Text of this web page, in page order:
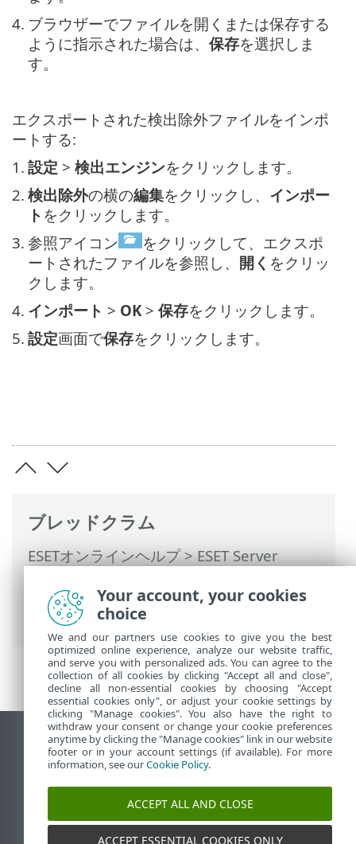
ブレッドクラム
ESETオンラインヘルプ>ESET Server
除外>検出除外 > 検出除外の追加または編
4. ブラウザーでファイルを開くまたは保存する
ように指示された場合は、 保存を選択しま
す。
エクスポートされた検出除外ファイルをインポ
ートする:
1. 設定 > 検出エンジンをクリックします。
2. 検出除外の横の編集をクリックし、 インポー
ト をクリックします。
3. 参照アイコン
をクリックして、エクスポ
ートされたファイルを参照し、 開く をクリッ
クします。
4. インポート > OK > 保存をクリックします。
5. 設定画面で保存をクリックします。
デスクトップサイトの表示
End of Life
ESETナレッジベース
ESETフォーラム
ESET Status Portal
Your account, your cookies
choice
We and our partners use cookies to give you the best
optimized online experience, analyze our website traffic,
and serve you with personalized ads. You can agree to the
collection of all cookies by clicking "Accept all and close",
decline all non-essential cookies by choosing "Accept
essential cookies only", or adjust your cookie settings by
clicking "Manage cookies". You also have the right to
withdraw your consent or change your cookie preferences
anytime by clicking the "Manage cookies" link in our website
footer or in your account settings (if available). For more
information, see ourCookie Policy.
ACCEPT ALL AND CLOSE
ACCEPT ESSENTIAL COOKIES ONLY